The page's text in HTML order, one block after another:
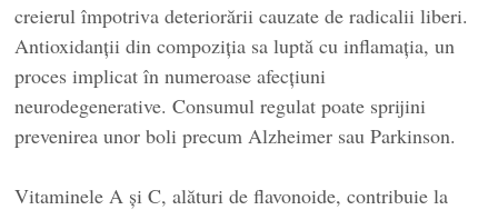
creierul împotriva deteriorării cauzate de radicalii liberi.
Antioxidanții din compoziția sa luptă cu inflamația, un
proces implicat în numeroase afecțiuni
neurodegenerative. Consumul regulat poate sprijini
prevenirea unor boli precum Alzheimer sau Parkinson.
Vitaminele A și C, alături de flavonoide, contribuie la